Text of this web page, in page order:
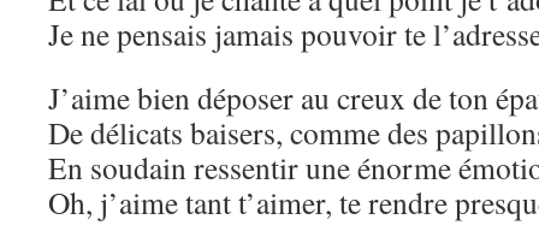
Je ne pensais jamais pouvoir te
J’aime bien déposer au creux de ton
De délicats baisers, comme des
En soudain ressentir une énorme
Oh, j’aime tant t’aimer, te rendre